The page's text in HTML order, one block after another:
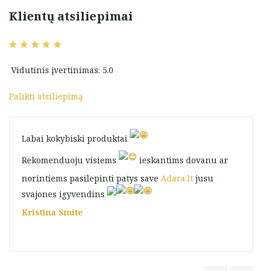
Klientų atsiliepimai
Vidutinis įvertinimas: 5.0
Palikti atsiliepimą
Labai kokybiski produktai
Rekomenduoju visiems
ieskantims dovanu ar
norintiems pasilepinti patys save Adara.lt jusu
svajones igyvendins
Kristina Smite